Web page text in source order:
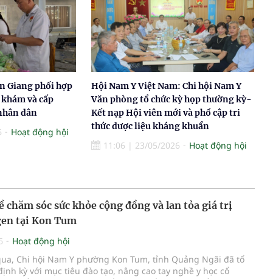
Giang phối hợp
và cấp
dân
Hoạt động hội
Hội Nam Y Việt Nam: Chi hội Nam Y
Văn phòng tổ chức kỳ họp thường kỳ-
Kết nạp Hội viên mới và phổ cập tri
thức dược liệu kháng khuẩn
11:06 | 23/05/2026 Hoạt động hội
chăm sóc sức khỏe cộng đồng và lan tỏa giá trị
tại Kon Tum
Hoạt động hội
Chi hội Nam Y phường Kon Tum, tỉnh Quảng Ngãi đã tổ
kỳ với mục tiêu đào tạo, nâng cao tay nghề y học cổ